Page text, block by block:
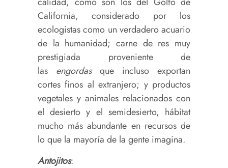
California, considerado por los
ecologistas como un verdadero acuario
de la humanidad; carne de res muy
prestigiada proveniente de
las engordasque incluso exportan
cortes finos al extranjero; y productos
vegetales y animales relacionados con
el desierto y el semidesierto, hábitat
mucho más abundante en recursos de
lo que la mayoría de la gente imagina.
Antojitos: